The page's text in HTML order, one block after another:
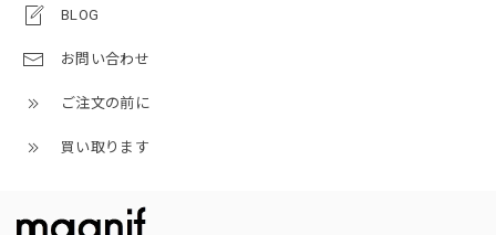
BLOG
お問い合わせ
ご注文の前に
買い取ります